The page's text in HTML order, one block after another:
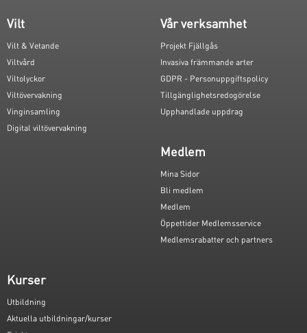
Vilt
Vilt & Vetande
Viltvård
Viltolyckor
Viltövervakning
Vinginsamling
Digital viltövervakning
Vår verksamhet
Projekt Fjällgås
Invasiva främmande arter
GDPR - Personuppgiftspolicy
Tillgänglighetsredogörelse
Upphandlade uppdrag
Medlem
Mina Sidor
Bli medlem
Medlem
Öppettider Medlemsservice
Medlemsrabatter och partners
Kurser
Utbildning
Aktuella utbildningar/kurser